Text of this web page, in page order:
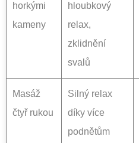
horkými
kameny
hloubkový
relax,
zklidnění
svalů
Masáž
čtyř rukou
Silný relax
díky více
podnětům